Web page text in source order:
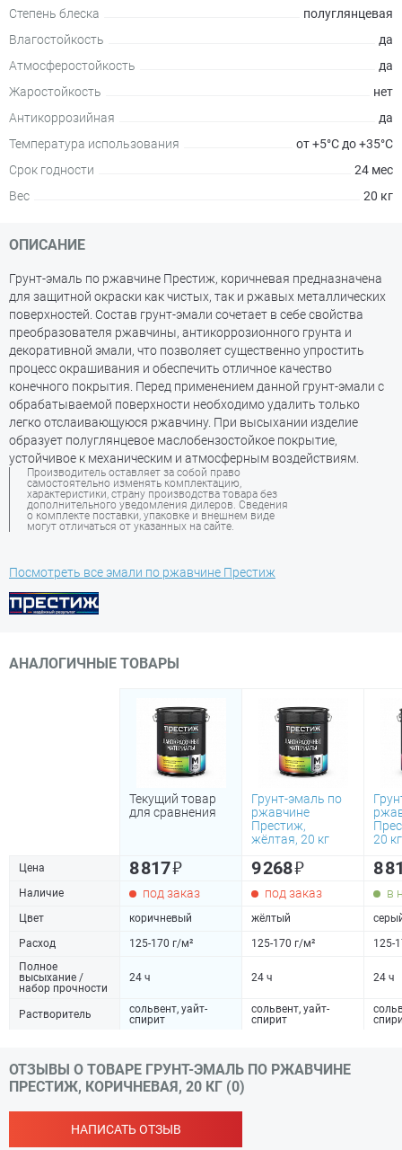
Степень блеска
полуглянцевая
Влагостойкость
да
Атмосферостойкость
да
Жаростойкость
нет
Антикоррозийная
да
Температура использования
от +5°С до +35°С
Срок годности
24 мес
Вес
20 кг
ОПИСАНИЕ
Грунт-эмаль по ржавчине Престиж, коричневая предназначена
для защитной окраски как чистых, так и ржавых металлических
поверхностей. Состав грунт-эмали сочетает в себе свойства
преобразователя ржавчины, антикоррозионного грунта и
декоративной эмали, что позволяет существенно упростить
процесс окрашивания и обеспечить отличное качество
конечного покрытия. Перед применением данной грунт-эмали с
обрабатываемой поверхности необходимо удалить только
легко отслаивающуюся ржавчину. При высыхании изделие
образует полуглянцевое маслобензостойкое покрытие,
устойчивое к механическим и атмосферным воздействиям.
Производитель оставляет за собой право
самостоятельно изменять комплектацию,
характеристики, страну производства товара без
дополнительного уведомления дилеров. Сведения
о комплекте поставки, упаковке и внешнем виде
могут отличаться от указанных на сайте.
Посмотреть все эмали по ржавчине Престиж
АНАЛОГИЧНЫЕ ТОВАРЫ
Текущий товар
для сравнения
Грунт-эмаль по
ржавчине
Престиж,
жёлтая, 20 кг
20 кг
Цена 8 817₽ 9 268₽ 8
Наличие под заказ под заказ в
Цвет коричневый жёлтый
Расход
125-170 г/м² 125-170 г/м²
125-
Полное
высыхание /
набор прочности
24 ч 24 ч 24 ч
Растворитель
сольвент, уайт-
спирит
сольвент, уайт-
спирит
ОТЗЫВЫ О ТОВАРЕ ГРУНТ-ЭМАЛЬ ПО РЖАВЧИНЕ
ПРЕСТИЖ, КОРИЧНЕВАЯ, 20 КГ (0)
НАПИСАТЬ ОТЗЫВ